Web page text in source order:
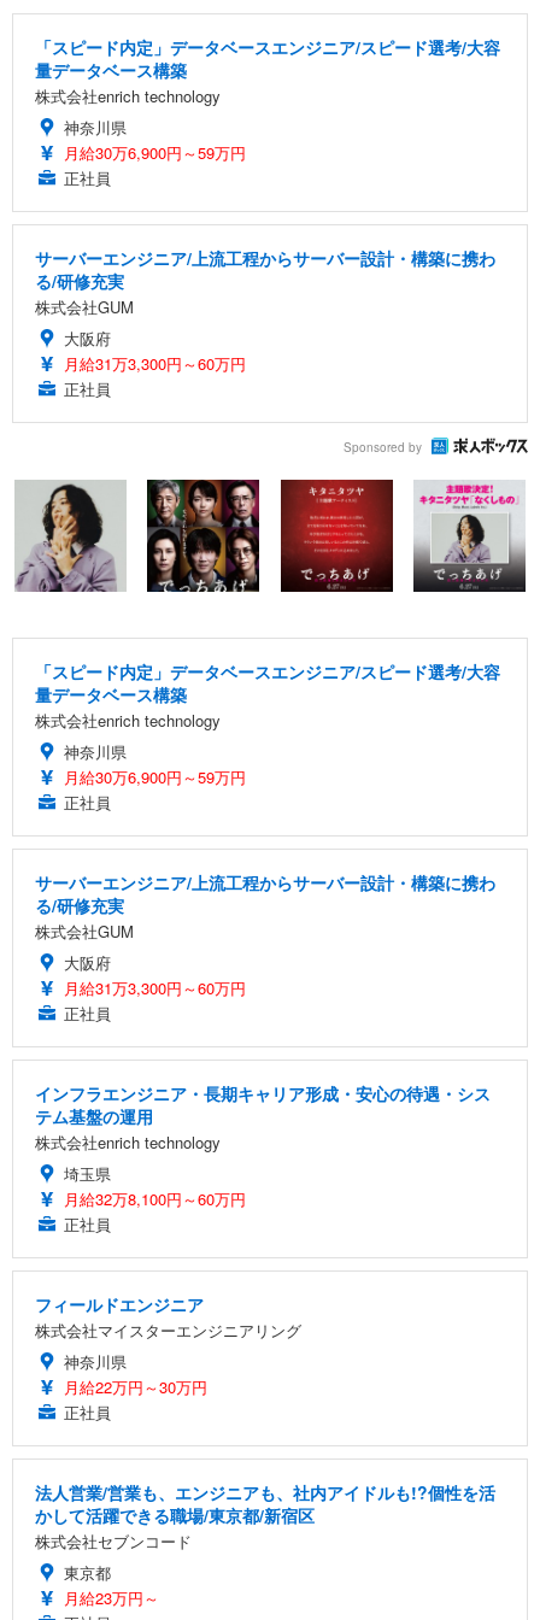
「スピード内定」データベースエンジニア/スピード選考/大容
量データベース構築
株式会社enrich technology
神奈川県
月給30万6,900円～59万円
正社員
サーバーエンジニア/上流工程からサーバー設計・構築に携わ
る/研修充実
株式会社GUM
大阪府
月給31万3,300円～60万円
正社員
Sponsored by
「スピード内定」データベースエンジニア/スピード選考/大容
量データベース構築
株式会社enrich technology
神奈川県
月給30万6,900円～59万円
正社員
サーバーエンジニア/上流工程からサーバー設計・構築に携わ
る/研修充実
株式会社GUM
大阪府
月給31万3,300円～60万円
正社員
インフラエンジニア・長期キャリア形成・安心の待遇・シス
テム基盤の運用
株式会社enrich technology
埼玉県
月給32万8,100円～60万円
正社員
フィールドエンジニア
株式会社マイスターエンジニアリング
神奈川県
月給22万円～30万円
正社員
法人営業/営業も、エンジニアも、社内アイドルも!?個性を活
かして活躍できる職場/東京都/新宿区
株式会社セブンコード
東京都
月給23万円～